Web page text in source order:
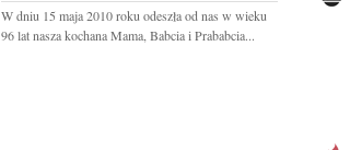
W dniu 15 maja 2010 roku odeszła od nas w wieku
96 lat nasza kochana Mama, Babcia i Prababcia...